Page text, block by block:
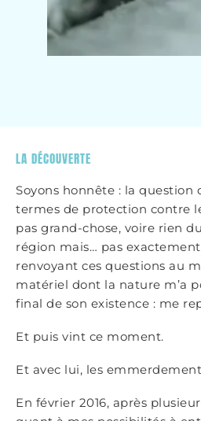
LA DÉCOUVERTE
Soyons honnête : la question
termes de protection contre
pas grand-chose, voire rien
région mais… pas
renvoyant ces questions au
matériel dont la nature m’a
final de son existence : me
Et puis vint ce moment.
Et avec lui, les
En février 2016, après